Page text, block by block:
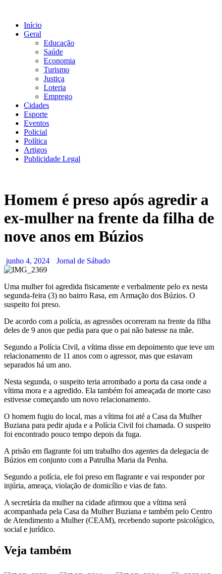
conteúdo
Início
Geral
Educação
Saúde
Economia
Turismo
Justiça
Loteria
Emprego
Cidades
Esporte
Eventos
Policial
Política
Artigos
Publicidade Legal
Homem é preso após agredir a
ex-mulher na frente da filha de
nove anos em Búzios
junho 4, 2024 Jornal de Sábado
Uma mulher foi agredida fisicamente e verbalmente pelo ex nesta
segunda-feira (3) no bairro Rasa, em Armação dos Búzios. O
suspeito foi preso.
De acordo com a polícia, as agressões ocorreram na frente da filha
deles de 9 anos que pedia para que o pai não batesse na mãe.
Segundo a Polícia Civil, a vítima disse em depoimento que teve um
relacionamento de 11 anos com o agressor, mas que estavam
separados há um ano.
Nesta segunda, o suspeito teria arrombado a porta da casa onde a
vítima mora e a agredido. Ela também foi ameaçada de morte caso
estivesse começando um novo relacionamento.
O homem fugiu do local, mas a vítima foi até a Casa da Mulher
Buziana para pedir ajuda e a Polícia Civil foi chamada. O suspeito
foi encontrado pouco tempo depois da fuga.
A prisão em flagrante foi um trabalho dos agentes da delegacia de
Búzios em conjunto com a Patrulha Maria da Penha.
Segundo a polícia, ele foi preso em flagrante e vai responder por
injúria, ameaça, violação de domicílio e vias de fato.
A secretária da mulher na cidade afirmou que a vítima será
acompanhada pela Casa da Mulher Buziana e também pelo Centro
de Atendimento a Mulher (CEAM), recebendo suporte psicológico,
social e jurídico.
Veja também